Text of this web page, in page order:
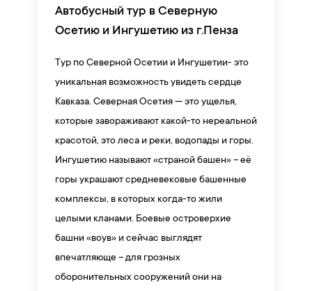
Автобусный тур в Северную
Осетию и Ингушетию из г.Пенза
Тур по Северной Осетии и Ингушетии- это
уникальная возможность увидеть сердце
Кавказа. Северная Осетия — это ущелья,
которые завораживают какой-то нереальной
красотой, это леса и реки, водопады и горы.
Ингушетию называют «страной башен» – её
горы украшают средневековые башенные
комплексы, в которых когда-то жили
целыми кланами. Боевые островерхие
башни «воув» и сейчас выглядят
впечатляюще – для грозных
оборонительных сооружений они на